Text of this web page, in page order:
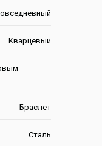
Кварцевый
Браслет
Сталь